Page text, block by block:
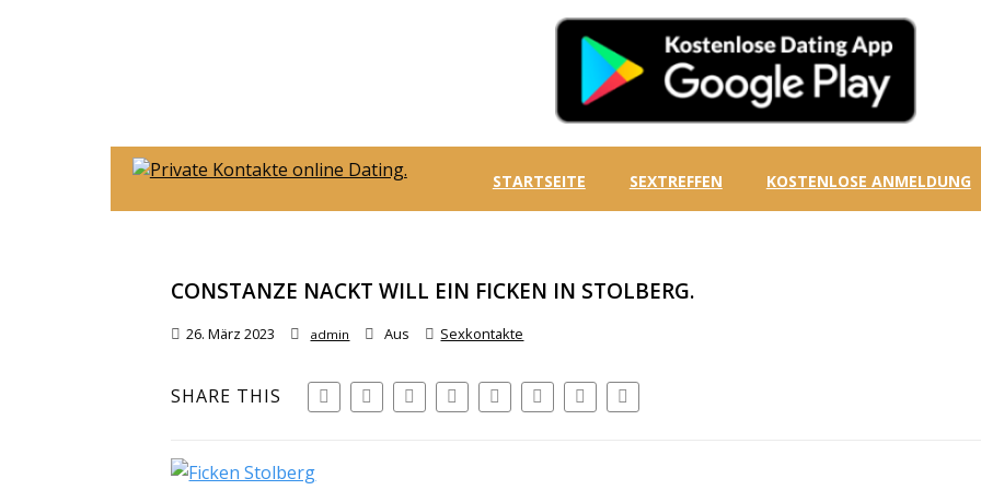
STARTSEITE SEXTREFFEN KOSTENLOSE ANMELDUNG
CONSTANZE NACKT WILL EIN FICKEN IN STOLBERG.
26. März 2023 admin Aus Sexkontakte
SHARE THIS